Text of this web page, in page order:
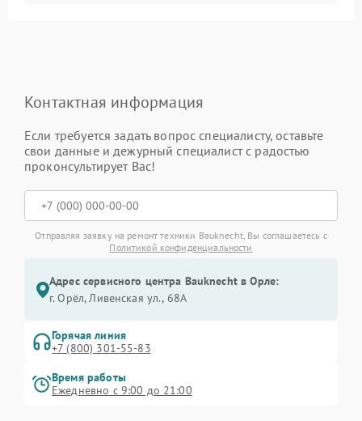
Контактная информация
Если требуется задать вопрос специалисту, оставьте
свои данные и дежурный специалист с радостью
проконсультирует Вас!
Отправляя заявку на ремонт техники Bauknecht, Вы соглашаетесь с
Политикой конфиденциальности
Адрес сервисного центра Bauknecht в Орле:
г. Орёл, Ливенская ул., 68А
Горячая линия
+7 (800) 301-55-83
Время работы
Ежедневно с 9:00 до 21:00